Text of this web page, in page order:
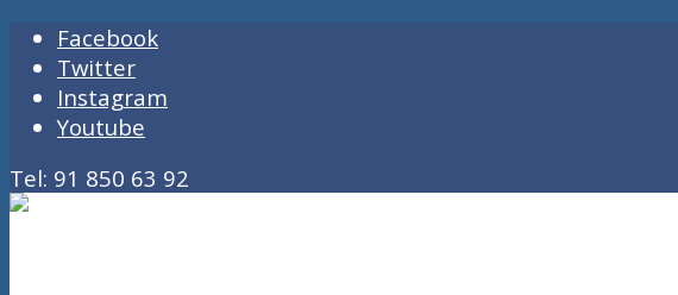
Facebook
Twitter
Instagram
Youtube
Tel: 91 850 63 92